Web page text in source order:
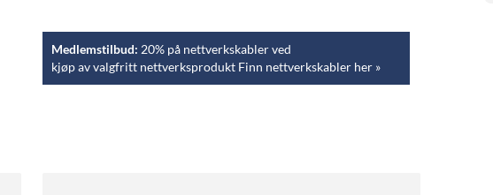
Medlemstilbud: 20% på nettverkskabler ved
kjøp av valgfritt nettverksprodukt Finn nettverkskabler her »